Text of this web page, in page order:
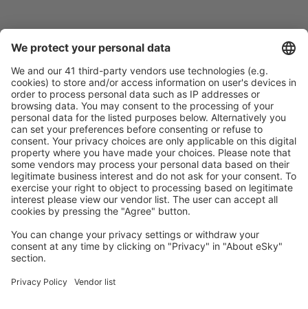
Nabídka dle vašich očekávání.
Pečlivé plánování
Bezproblémová rezervace s možností bezplatného
zrušení.
S námi ušetříte
Atraktivní ceny a speciální nabídky pro přihlášené
uživatele.
Vyberte si z více než 1.3 milionu zařízení: hotelů,
apartmánů, chat a dalších.